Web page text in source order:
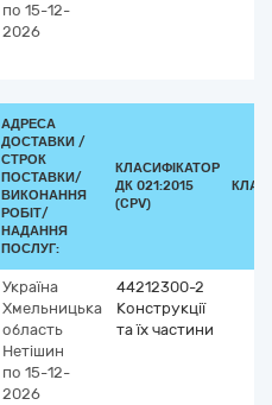
по 15-12-
2026
АДРЕСА
ДОСТАВКИ /
СТРОК
ПОСТАВКИ/
ВИКОНАННЯ
РОБІТ/
НАДАННЯ
ПОСЛУГ:
КЛАСИФІКАТОР
ДК 021:2015
(CPV)
Україна
Хмельницька
область
Нетішин
по 15-12-
2026
44212300-2
Конструкції
та їх частини